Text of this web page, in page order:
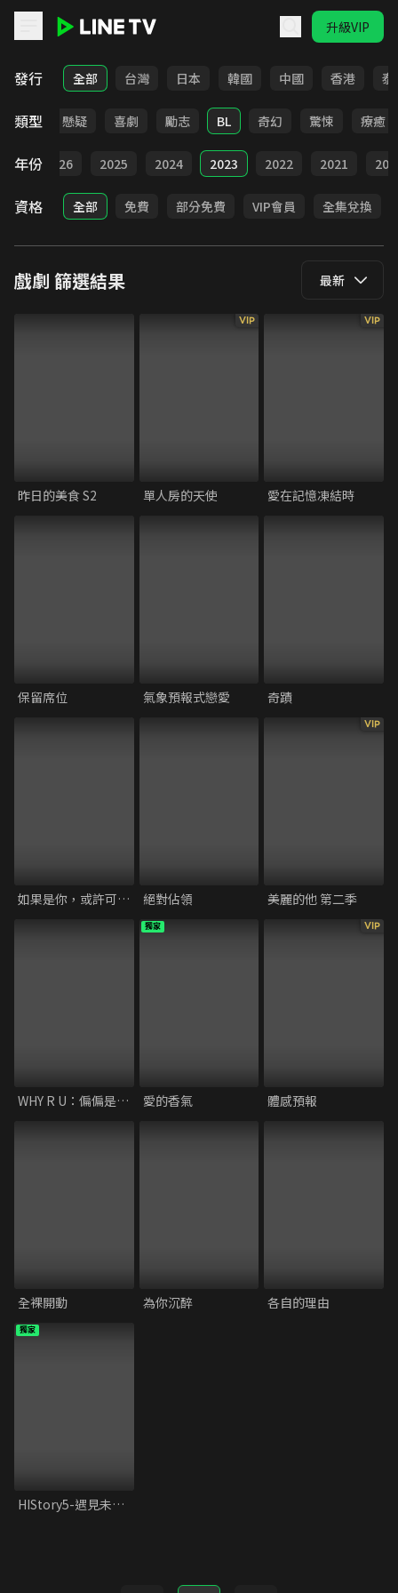
升級VIP
LINE TV - 戲劇
發行 全部 台灣 日本 韓國 中國 香港 泰
類型
甜寵 懸疑 喜劇 勵志 BL 奇幻 驚悚 療癒
年份
部 2026 2025 2024 2023 2022 2021
資格 全部 免費 部分免費 VIP會員 全集兌換
戲劇 篩選結果 最新
昨日的美食 S2
VIP
單人房的天使
VIP
愛在記憶凍結時
保留席位 氣象預報式戀愛 奇蹟
如果是你，或許可以相戀 絕對佔領
VIP
美麗的他 第二季
WHY R U：偏偏是你？
獨家
愛的香氣
VIP
體感預報
全裸開動 為你沉醉 各自的理由
獨家
HIStory5-遇見未來的你